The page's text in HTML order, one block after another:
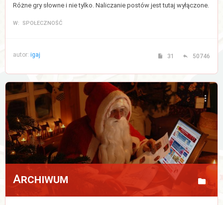
Różne gry słowne i nie tylko. Naliczanie postów jest tutaj wyłączone.
W: SPOŁECZNOŚĆ
autor: igaj 31 50746
Archiwum